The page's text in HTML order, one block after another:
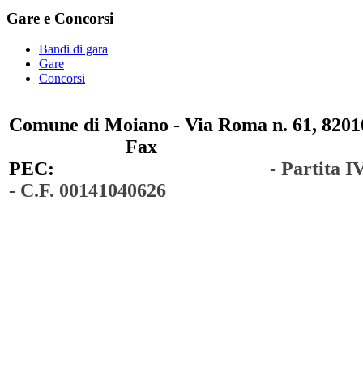
Gare e Concorsi
Bandi di gara
Gare
Concorsi
Comune di Moiano - Via Roma n. 61,
Fax
PEC:
- Partita
- C.F. 00141040626